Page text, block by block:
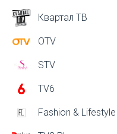
Квартал ТВ
OTV
STV
TV6
Fashion & Lifestyle